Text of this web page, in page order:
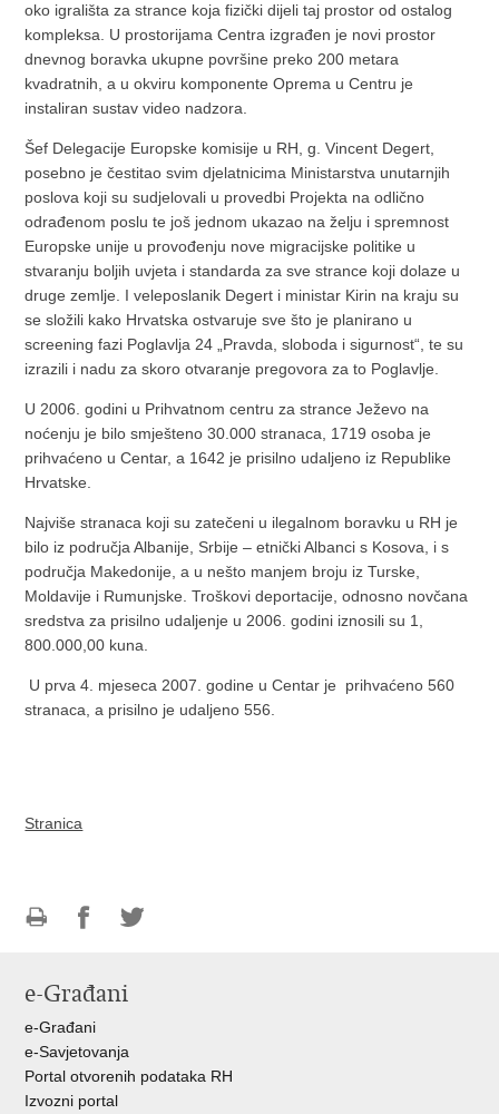
oko igrališta za strance koja fizički dijeli taj prostor od ostalog
kompleksa. U prostorijama Centra izgrađen je novi prostor
dnevnog boravka ukupne površine preko 200 metara
kvadratnih, a u okviru komponente Oprema u Centru je
instaliran sustav video nadzora.
Šef Delegacije Europske komisije u RH, g. Vincent Degert,
posebno je čestitao svim djelatnicima Ministarstva unutarnjih
poslova koji su sudjelovali u provedbi Projekta na odlično
odrađenom poslu te još jednom ukazao na želju i spremnost
Europske unije u provođenju nove migracijske politike u
stvaranju boljih uvjeta i standarda za sve strance koji dolaze u
druge zemlje. I veleposlanik Degert i ministar Kirin na kraju su
se složili kako Hrvatska ostvaruje sve što je planirano u
screening fazi Poglavlja 24 „Pravda, sloboda i sigurnost“, te su
izrazili i nadu za skoro otvaranje pregovora za to Poglavlje.
U 2006. godini u Prihvatnom centru za strance Ježevo na
noćenju je bilo smješteno 30.000 stranaca, 1719 osoba je
prihvaćeno u Centar, a 1642 je prisilno udaljeno iz Republike
Hrvatske.
Najviše stranaca koji su zatečeni u ilegalnom boravku u RH je
bilo iz područja Albanije, Srbije – etnički Albanci s Kosova, i s
područja Makedonije, a u nešto manjem broju iz Turske,
Moldavije i Rumunjske. Troškovi deportacije, odnosno novčana
sredstva za prisilno udaljenje u 2006. godini iznosili su 1,
800.000,00 kuna.
U prva 4. mjeseca 2007. godine u Centar je prihvaćeno 560
stranaca, a prisilno je udaljeno 556.
Stranica
FacebookuTwitteru
e-Građani
e-Građani
e-Savjetovanja
Portal otvorenih podataka RH
Izvozni portal